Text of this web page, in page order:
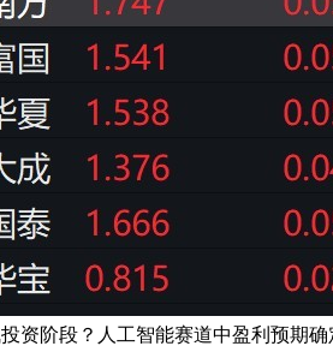
资阶段？人工智能赛道中盈利预期